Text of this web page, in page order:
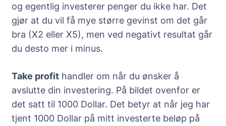
og egentlig investerer penger du ikke har. Det
gjør at du vil få mye større gevinst om det går
bra (X2 eller X5), men ved negativt resultat går
du desto mer i minus.
Take profit handler om når du ønsker å
avslutte din investering. På bildet ovenfor er
det satt til 1000 Dollar. Det betyr at når jeg har
tjent 1000 Dollar på mitt investerte beløp på